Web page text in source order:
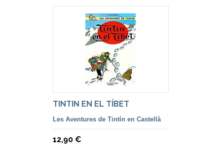
TINTIN EN EL TÍBET
Les Aventures de Tintín en Castellà
12,90 €